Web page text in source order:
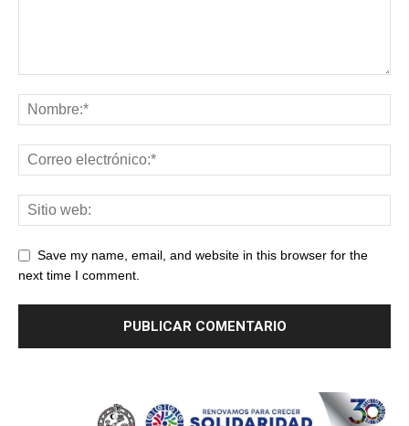
Save my name, email, and website in this browser for the
next time I comment.